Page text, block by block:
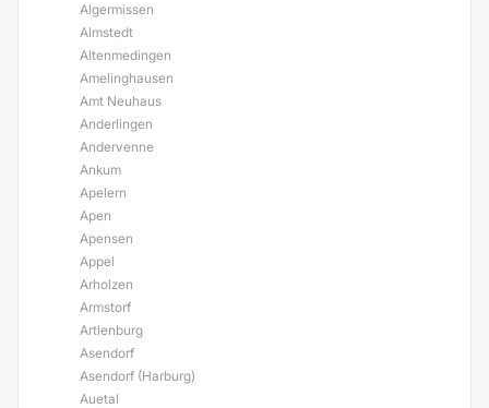
Algermissen
Almstedt
Altenmedingen
Amelinghausen
Amt Neuhaus
Anderlingen
Andervenne
Ankum
Apelern
Apen
Apensen
Appel
Arholzen
Armstorf
Artlenburg
Asendorf
Asendorf (Harburg)
Auetal